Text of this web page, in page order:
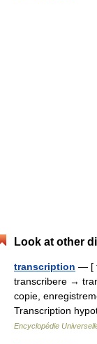
Look at other
transcription — [
transcribere →
copie,
Transcription
Encyclopédie